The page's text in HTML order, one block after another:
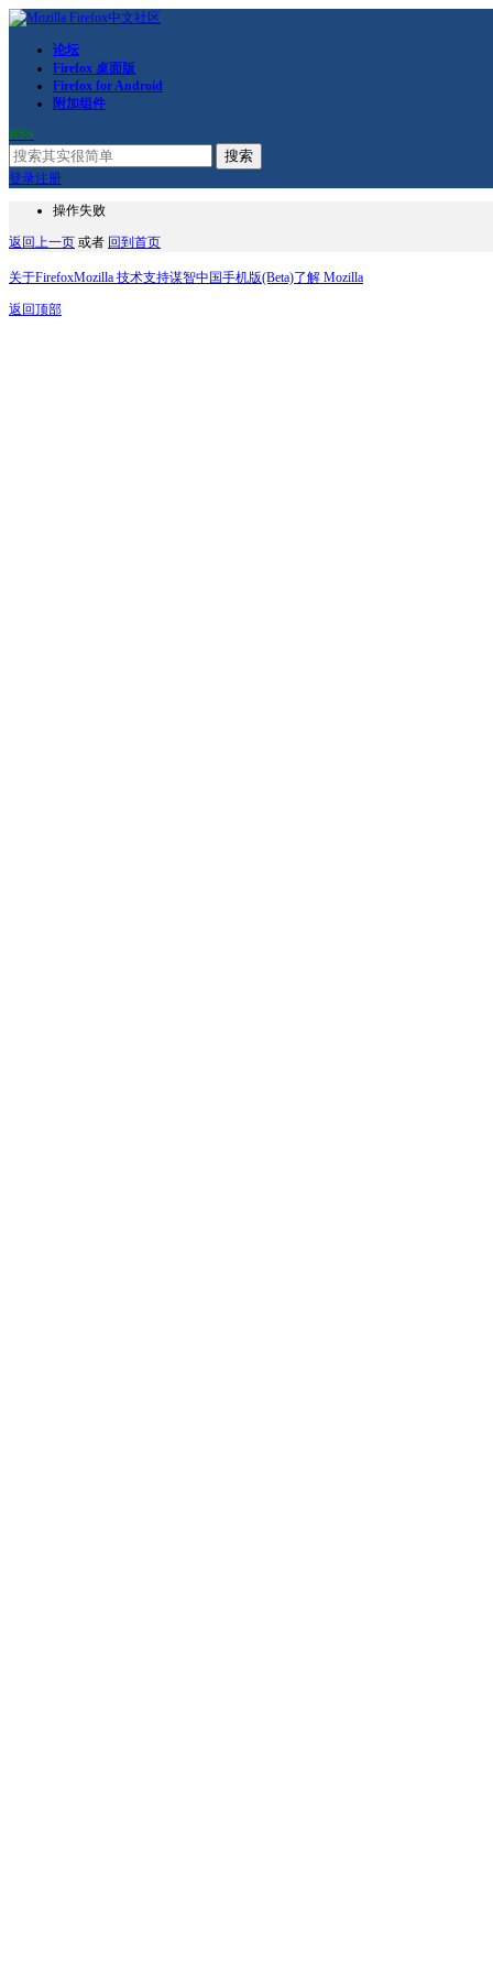
论坛
Firefox 桌面版
Firefox for Android
附加组件
RSS
搜索
登录注册
操作失败
返回上一页 或者 回到首页
关于FirefoxMozilla 技术支持谋智中国手机版(Beta)了解 Mozilla
返回顶部